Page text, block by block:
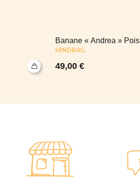
Banane « Andrea » Pois
HINDBAG
49,00 €